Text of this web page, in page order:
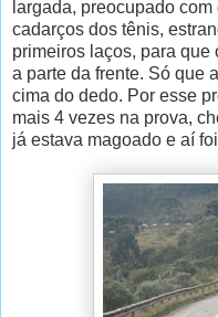
largada, preocupado
cadarços dos tênis,
primeiros laços, para que
a parte da frente. Só que
cima do dedo. Por esse
mais 4 vezes na prova,
já estava magoado e aí